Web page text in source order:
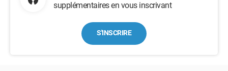
supplémentaires en vous inscrivant
S'INSCRIRE